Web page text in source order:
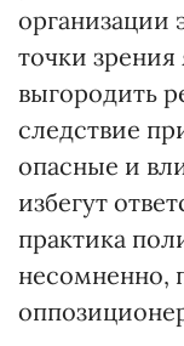
организации
точки
выгородить
следствие
опасные и
избегут
практика
несомненно,